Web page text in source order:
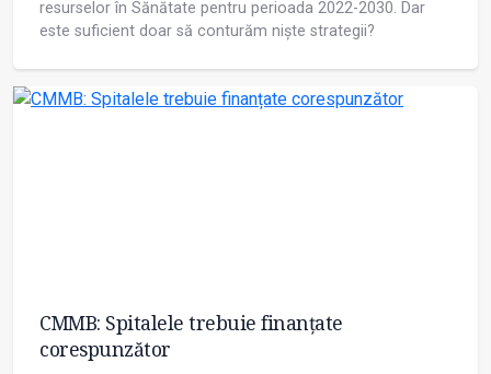
resurselor în Sănătate pentru perioada 2022-2030. Dar
este suficient doar să conturăm niște strategii?
CMMB: Spitalele trebuie finanțate
corespunzător